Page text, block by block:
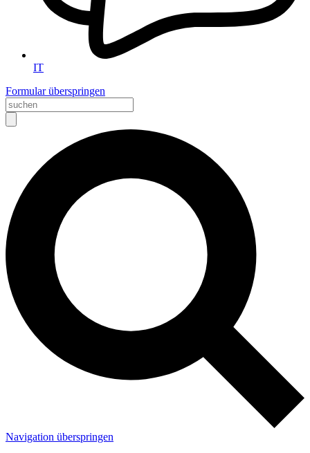
IT
Formular überspringen
Navigation überspringen